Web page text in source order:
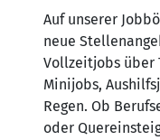
Auf unserer
neue
Vollzeitjobs über
Minijobs,
Regen. Ob
oder